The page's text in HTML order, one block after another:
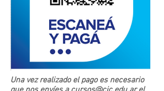
Una vez realizado el pago es necesario